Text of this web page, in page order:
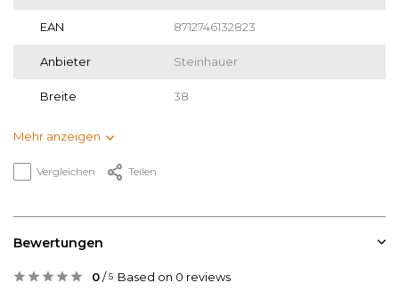
EAN 8712746132823
Anbieter Steinhauer
Breite 38
Mehr anzeigen
Vergleichen Teilen
Bewertungen
0/5 Based on 0 reviews